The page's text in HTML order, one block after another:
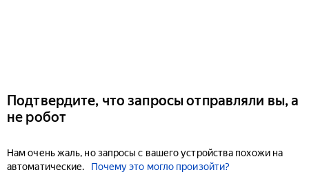
Подтвердите, что запросы отправляли вы, а
не робот
Нам очень жаль, но запросы с вашего устройства похожи на
автоматические.
Почему это могло произойти?